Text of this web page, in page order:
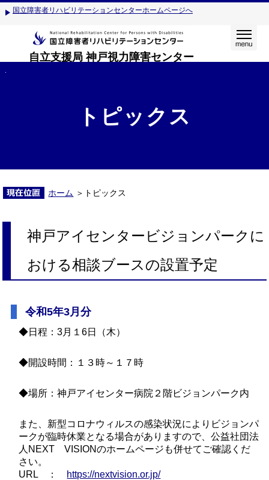
国立障害者リハビリテーションセンターホームページへ
自立支援局 神戸視力障害センター
トピックス
ホーム ＞トピックス
神戸アイセンタービジョンパークに
おける相談ブースの設置予定
令和5年3月分
◆日程：3月１6日（木）
◆開設時間：１３時～１７時
◆場所：神戸アイセンター病院２階ビジョンパーク内
また、新型コロナウィルスの感染状況によりビジョンパ
ークが臨時休業となる場合がありますので、公益社団法
人NEXT VISIONのホームページも併せてご確認くだ
さい。
URL ： https://nextvision.or.jp/